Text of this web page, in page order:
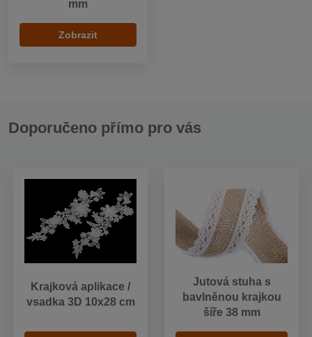
mm
Zobrazit
Doporučeno přímo pro vás
Krajková aplikace /
vsadka 3D 10x28 cm
Jutová stuha s
bavlněnou krajkou
šíře 38 mm